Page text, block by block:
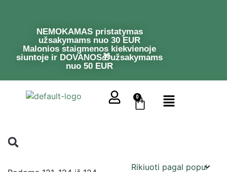
NEMOKAMAS pristatymas
užsakymams nuo 30 EUR
Malonios staigmenos kiekvienoje
siuntoje ir DOVANOS🎁užsakymams
nuo 50 EUR
0